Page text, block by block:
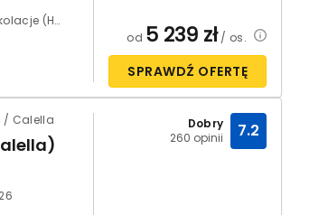
Śniadania i obiadokolacje (HB)
od 5 239 zł/ os.
SPRAWDŹ OFERTĘ
/ Calella
Dobry
260 opinii
7.2